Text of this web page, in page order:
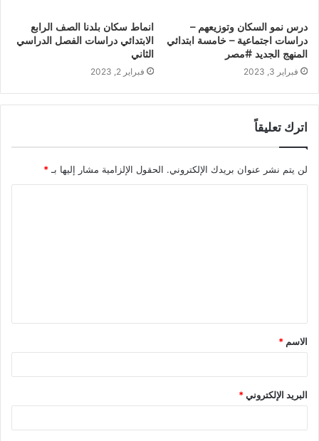
درس نمو السكان وتوزيعهم –
دراسات اجتماعية – خامسة ابتدائي
المنهج الجديد #مصر
فبراير 3, 2023
انماط سكان بلدنا الصف الرابع
الابتدائي دراسات الفصل الدراسي
الثاني
فبراير 2, 2023
اترك تعليقاً
لن يتم نشر عنوان بريدك الإلكتروني. الحقول الإلزامية مشار إليها بـ *
ق
*
الاسم *
البريد الإلكتروني*